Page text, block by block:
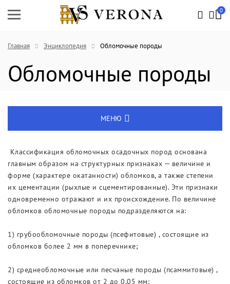
0
Главная Энциклопедия Обломочные породы
Обломочные породы
МЕНЮ
Выставки
Классификация обломочных осадочных пород основана
главным образом на структурных признаках — величине и
форме (характере окатанности) обломков, а также степени
их цементации (рыхлые и сцементированные). Эти признаки
одновременно отражают и их происхождение. По величине
обломков обломочные породы подразделяются на:
1) грубообломочные породы (псефитовые) , состоящие из
обломков более 2 мм в поперечнике;
2) среднеобломочные или песчаные породы (псаммитовые) ,
состоящие из обломков от 2 до 0,05 мм;